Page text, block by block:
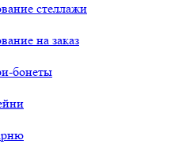
стеллажи
на заказ
бонеты